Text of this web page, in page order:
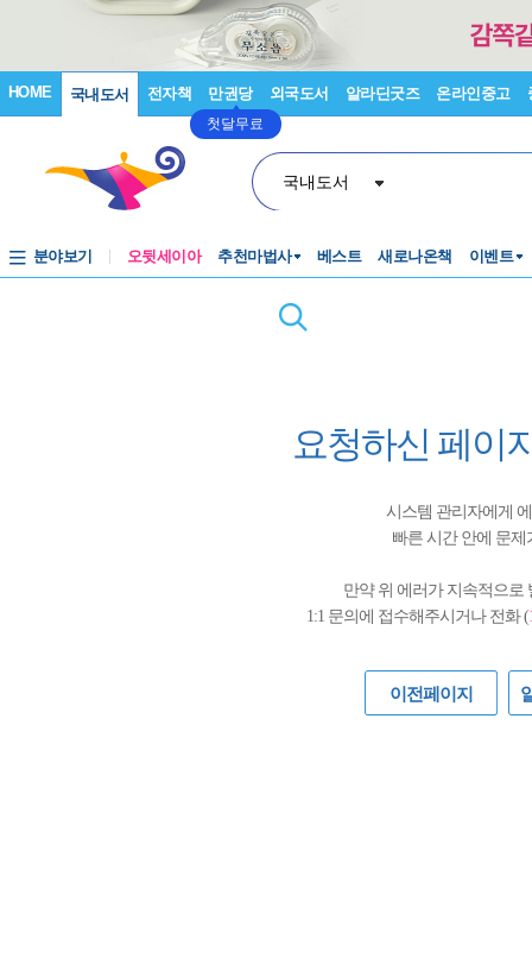
HOME 국내도서 전자책 만권당
첫달무료
외국도서 알라딘굿즈 온라인중고
국내도서
분야보기 오뒷세이아 추천마법사 베스트 새로나온책 이벤트
요청하신 페이
시스템 관리자에게
빠른 시간 안에 문
만약 위 에러가 지속적으로
1:1 문의에 접수해주시거나 전화 (
이전페이지